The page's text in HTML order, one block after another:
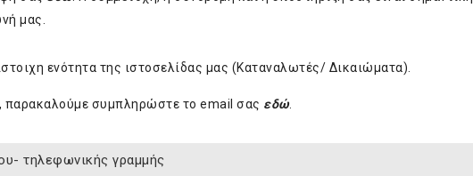
μας.
ενότητα της ιστοσελίδας μας (Καταναλωτές/ Δικαιώματα).
παρακαλούμε συμπληρώστε το email σας εδώ.
τηλεφωνικής γραμμής